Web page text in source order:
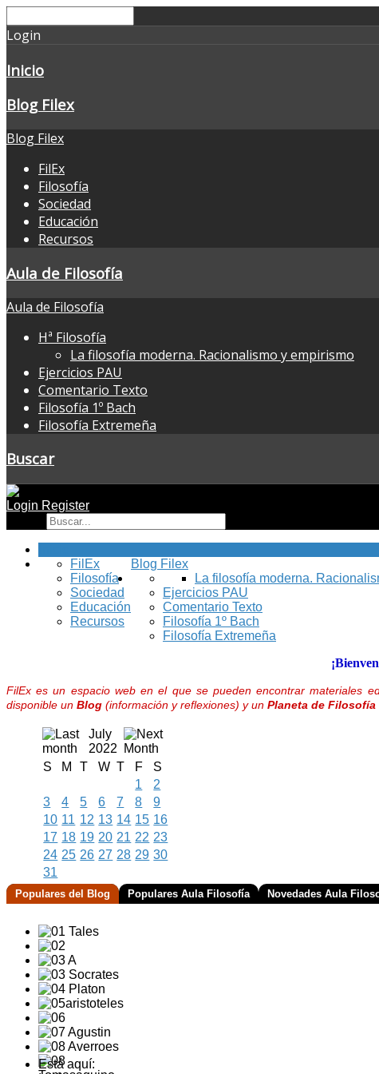
Login
Inicio
Blog Filex
Blog Filex
FilEx
Filosofía
Sociedad
Educación
Recursos
Aula de Filosofía
Aula de Filosofía
Hª Filosofía
La filosofía moderna. Racionalismo y empirismo
Ejercicios PAU
Comentario Texto
Filosofía 1º Bach
Filosofía Extremeña
Buscar
Login Register
Blog Filex
FilEx
Filosofía
Sociedad
Educación
Recursos
La filosofía moderna.
Ejercicios PAU
Comentario Texto
Filosofía 1º Bach
Filosofía Extremeña
FilEx es un espacio web en el que se pueden encontrar materiales
disponible un Blog (información y reflexiones) y un Planeta de Filosofía
July
2022
S
M T W T F
S
1
2
3
4 5 6 7 8
9
10 11 12 13 14 15 16
17 18 19 20 21 22 23
24 25 26 27 28 29 30
31
Populares del Blog Populares Aula Filosofía Novedades Aula
Está aquí: